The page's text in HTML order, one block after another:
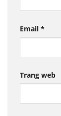
Email *
Trang web